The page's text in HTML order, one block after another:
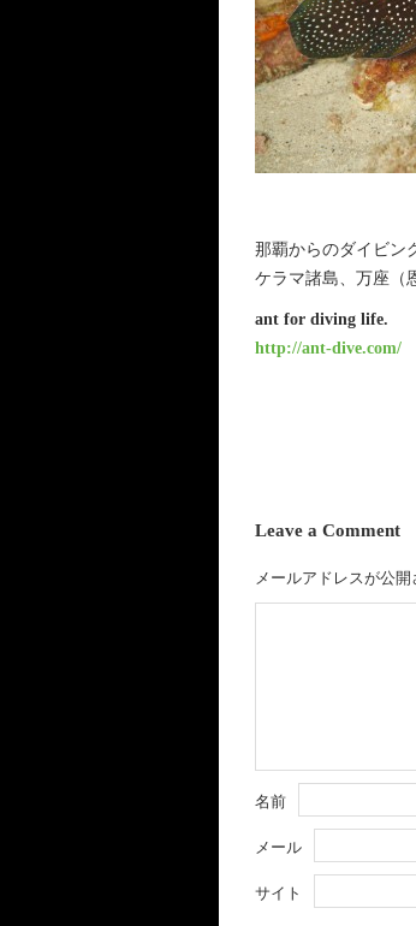
那覇からのダイビン
ケラマ諸島、万座（
ant for diving life.
http://ant-dive.com/
Leave a Comment
メールアドレスが公開
名前
メール
サイト